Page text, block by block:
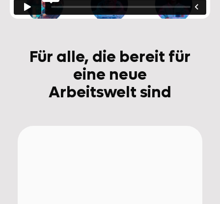
Für alle, die bereit für
eine neue
Arbeitswelt sind